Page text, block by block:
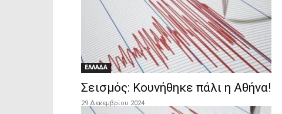
ΕΛΛΑΔΑ
Σεισμός: Κουνήθηκε πάλι η Αθήνα!
29 Δεκεμβρίου 2024